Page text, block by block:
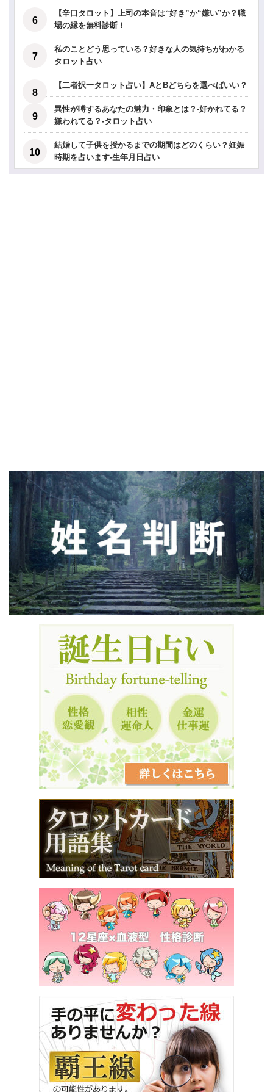
【辛口タロット】上司の本音は“好き”か“嫌い”か？職
場の縁を無料診断！
私のことどう思っている？好きな人の気持ちがわかる
タロット占い
【二者択一タロット占い】AとBどちらを選べばいい？
異性が噂するあなたの魅力・印象とは？-好かれてる？
嫌われてる？-タロット占い
結婚して子供を授かるまでの期間はどのくらい？妊娠
時期を占います-生年月日占い